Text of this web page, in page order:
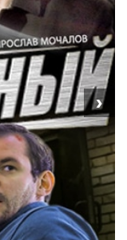
›